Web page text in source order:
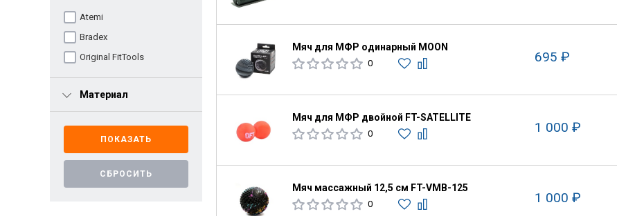
Atemi
Bradex
Original FitTools
Материал
Мяч для МФР одинарный MOON
0 695 ₽
Мяч для МФР двойной FT-SATELLITE
0 1 000 ₽
Мяч массажный 12,5 см FT-VMB-125
0 1 000 ₽